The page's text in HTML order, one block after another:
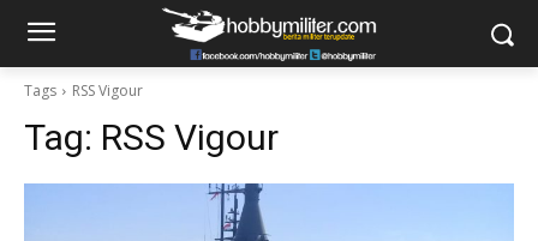
Tags RSS Vigour
Tag: RSS Vigour